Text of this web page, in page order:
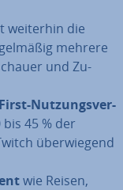
weiterhin die
mehrere
und Zu­
Nut­zungs­ver­
45 % der
über­wie­gend
wie Reisen,